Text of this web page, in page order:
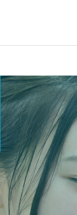
お得情報
COMPANY
特選ギフトのご案内